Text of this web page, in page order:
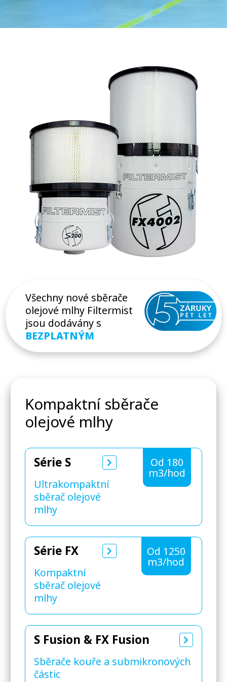
Všechny nové sběrače
olejové mlhy Filtermist
jsou dodávány s
BEZPLATNÝM
Kompaktní sběrače
olejové mlhy
Série S
Ultrakompaktní
sběrač olejové
mlhy
Od 180
m3/hod
Série FX
Kompaktní
sběrač olejové
mlhy
Od 1250
m3/hod
S Fusion & FX Fusion
Sběrače kouře a submikronových
částic